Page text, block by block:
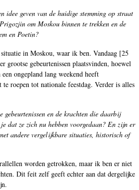
idee geven van de huidige stemming op straat
om Moskou binnen te trekken en de
en Poetin?
in Moskou, waar ik ben. Vandaag [25
grootse gebeurtenissen plaatsvinden, hoewel
ongepland lang weekend heeft
roepen tot nationale feestdag. Verder is alles
gebeurtenissen en de krachten die daarbij
dat ze zich nu hebben voorgedaan? En zijn er
andere vergelijkbare situaties, historisch of
worden getrokken, maar ik ben er niet
Dit feit zelf geeft echter aan dat dergelijke